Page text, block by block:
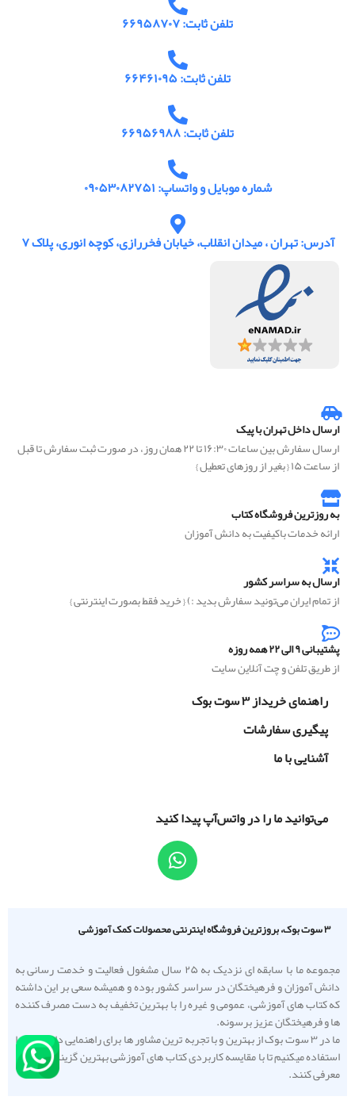
تلفن ثابت: ۶۶۹۵۸۷۰۷
تلفن ثابت: ۶۶۴۶۱۰۹۵
تلفن ثابت: ۶۶۹۵۶۹۸۸
شماره موبایل و واتساپ: ۰۹۰۵۳۰۸۲۷۵۱
آدرس: تهران ، میدان انقلاب، خیابان فخررازی، کوچه انوری، پلاک ۷
ارسال داخل تهران با پیک
ارسال سفارش بین ساعات ۱۶:۳۰ تا ۲۲ همان روز، در صورت ثبت سفارش تا قبل
از ساعت ۱۵ { بغیر از روزهای تعطیل }
به روزترین فروشگاه کتاب
ارائه خدمات باکیفیت به دانش آموزان
ارسال به سراسر کشور
از تمام ایران می‌تونید سفارش بدید :) { خرید فقط بصورت اینترنتی }
پشتیبانی ۹ الی ۲۲ همه روزه
از طریق تلفن و چت آنلاین سایت
راهنمای خریداز ۳ سوت بوک
پیگیری سفارشات
آشنایی با ما
می‌توانید ما را در واتس‌آپ پیدا کنید
۳ سوت بوک، بروزترین فروشگاه اینترنتی محصولات کمک آموزشی
مجموعه ما با سابقه ای نزدیک به ۲۵ سال مشغول فعالیت و خدمت رسانی به
دانش آموزان و فرهیختگان در سراسر کشور بوده و همیشه سعی بر این داشته
که کتاب های آموزشی، عمومی و غیره را با بهترین تخفیف به دست مصرف کننده
ها و فرهیختگان عزیز برسونه.
ما در ۳ سوت بوک از بهترین و با تجربه ترین مشاور ها برای راهنمایی دانش آموزا
استفاده میکنیم تا با مقایسه کاربردی کتاب های آموزشی بهترین گزینه را به شما
معرفی کنند.